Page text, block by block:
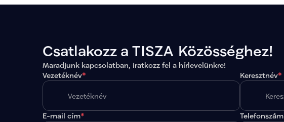
Csatlakozz a TISZA Közösséghez!
Maradjunk kapcsolatban, iratkozz fel a hírlevelünkre!
Vezetéknév* Keresztnév*
E-mail cím* Telefonszám